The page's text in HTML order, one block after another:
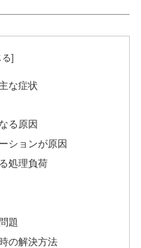
な症状
る原因
ションが原因
処理負荷
題
の解決方法